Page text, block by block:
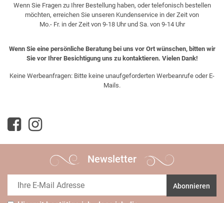
Wenn Sie Fragen zu Ihrer Bestellung haben, oder telefonisch bestellen
möchten, erreichen Sie unseren Kundenservice in der Zeit von
Mo.- Fr. in der Zeit von 9-18 Uhr und Sa. von 9-14 Uhr
Wenn Sie eine persönliche Beratung bei uns vor Ort wünschen, bitten wir
Sie vor Ihrer Besichtigung uns zu kontaktieren. Vielen Dank!
Keine Werbeanfragen: Bitte keine unaufgeforderten Werbeanrufe oder E-
Mails.
Newsletter
Abonnieren